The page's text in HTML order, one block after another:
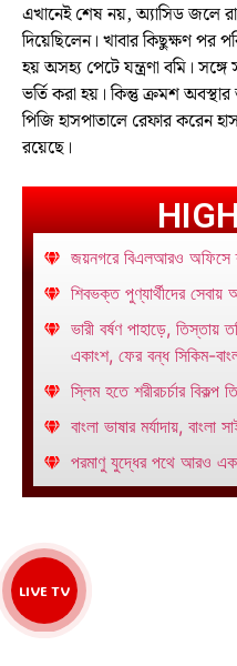
এখানেই শেষ নয়, অ্যাসিড জলে
দিয়েছিলেন। খাবার কিছুক্ষণ পর
হয় অসহ্য পেটে যন্ত্রণা বমি।
ভর্তি করা হয়। কিন্তু ক্রমশ
পিজি হাসপাতালে রেফার করেন
রয়েছে।
জয়নগরে বিএলআরও অফিসে
শিবভক্ত পুণ্যার্থীদের সেবায়
ভারী বর্ষণ পাহাড়ে,
একাংশ, ফের বন্ধ সিকিম-
স্লিম হতে শরীরচর্চার বিকল্প
বাংলা ভাষার মর্যাদায়,
পরমাণু যুদ্ধের পথে আরও
LIVE TV